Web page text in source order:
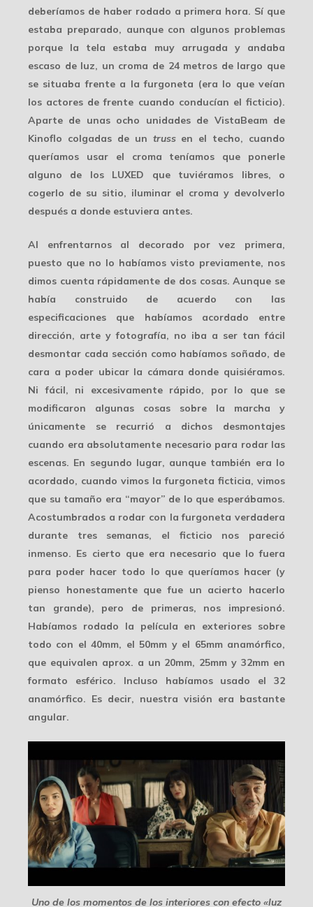
deberíamos de haber rodado a primera hora. Sí que
estaba preparado, aunque con algunos problemas
porque la tela estaba muy arrugada y andaba
escaso de luz, un croma de 24 metros de largo que
se situaba frente a la furgoneta (era lo que veían
los actores de frente cuando conducían el ficticio).
Aparte de unas ocho unidades de VistaBeamde
Kinoflo colgadas de un trussen el techo, cuando
queríamos usar el croma teníamos que ponerle
alguno de los LUXED que tuviéramos libres, o
cogerlo de su sitio, iluminar el croma y devolverlo
después a donde estuviera antes.
Al enfrentarnos al decorado por vez primera,
puesto que no lo habíamos visto previamente, nos
dimos cuenta rápidamente de dos cosas. Aunque se
había construido de acuerdo con las
especificaciones que habíamos acordado entre
dirección, arte y fotografía, no iba a ser tan fácil
desmontar cada sección como habíamos soñado, de
cara a poder ubicar la cámara donde quisiéramos.
Ni fácil, ni excesivamente rápido, por lo que se
modificaron algunas cosas sobre la marcha y
únicamente se recurrió a dichos desmontajes
cuando era absolutamente necesario para rodar las
escenas. En segundo lugar, aunque también era lo
acordado, cuando vimos la furgoneta ficticia, vimos
que su tamaño era “mayor” de lo que esperábamos.
Acostumbrados a rodar con la furgoneta verdadera
durante tres semanas, el ficticio nos pareció
inmenso. Es cierto que era necesario que lo fuera
para poder hacer todo lo que queríamos hacer (y
pienso honestamente que fue un acierto hacerlo
tan grande), pero de primeras, nos impresionó.
Habíamos rodado la película en exteriores sobre
todo con el 40mm, el 50mm y el 65mm anamórfico,
que equivalen aprox. a un 20mm, 25mm y 32mm en
formato esférico. Incluso habíamos usado el 32
anamórfico. Es decir, nuestra visión era bastante
angular.
Uno de los momentos de los interiores con efecto «luz